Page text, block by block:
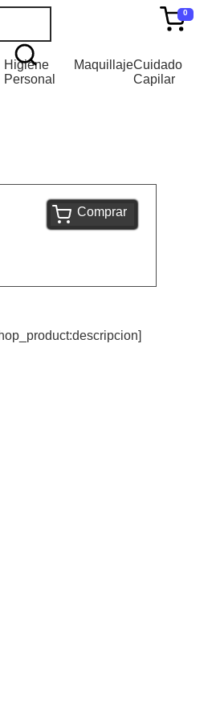
0
Higiene
Personal
MaquillajeCuidado
Capilar
Comprar